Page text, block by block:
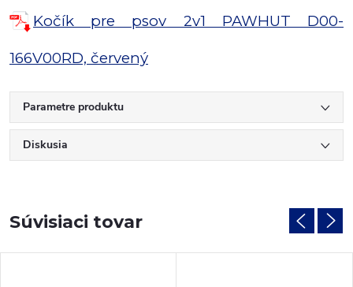
Kočík pre psov 2v1 PAWHUT D00-
166V00RD, červený
Parametre produktu
Diskusia
Súvisiaci tovar